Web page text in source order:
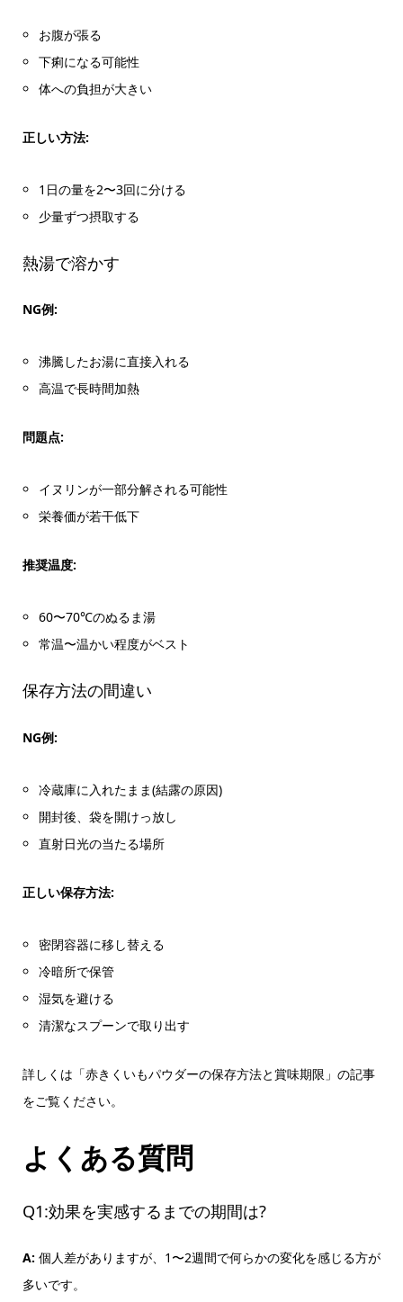
お腹が張る
下痢になる可能性
体への負担が大きい
正しい方法:
1日の量を2〜3回に分ける
少量ずつ摂取する
熱湯で溶かす
NG例:
沸騰したお湯に直接入れる
高温で長時間加熱
問題点:
イヌリンが一部分解される可能性
栄養価が若干低下
推奨温度:
60〜70℃のぬるま湯
常温〜温かい程度がベスト
保存方法の間違い
NG例:
冷蔵庫に入れたまま(結露の原因)
開封後、袋を開けっ放し
直射日光の当たる場所
正しい保存方法:
密閉容器に移し替える
冷暗所で保管
湿気を避ける
清潔なスプーンで取り出す
詳しくは「赤きくいもパウダーの保存方法と賞味期限」の記事
をご覧ください。
よくある質問
Q1:効果を実感するまでの期間は?
A: 個人差がありますが、1〜2週間で何らかの変化を感じる方が
多いです。